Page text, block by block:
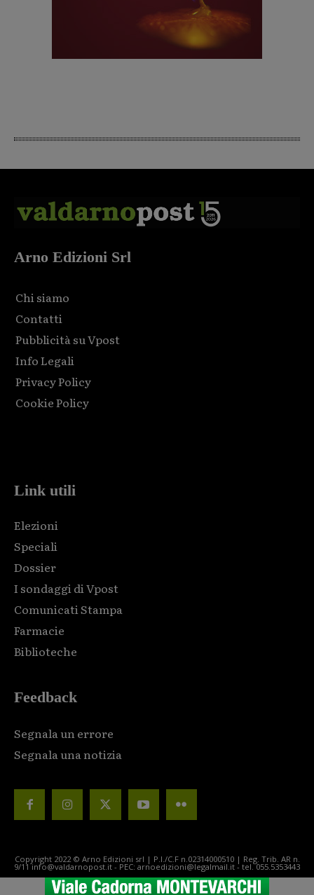
Arno Edizioni Srl
Chi siamo
Contatti
Pubblicità su Vpost
Info Legali
Privacy Policy
Cookie Policy
Link utili
Elezioni
Speciali
Dossier
I sondaggi di Vpost
Comunicati Stampa
Farmacie
Biblioteche
Feedback
Segnala un errore
Segnala una notizia
Copyright 2022 © Arno Edizioni srl | P.I./C.F n.02314000510 | Reg. Trib. AR n.
9/11 info@valdarnopost.it - PEC: arnoedizioni@legalmail.it - tel. 055.5353443